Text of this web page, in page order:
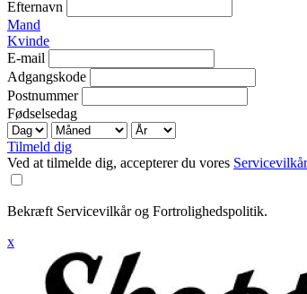
Efternavn
Mand
Kvinde
E-mail
Adgangskode
Postnummer
Fødselsedag
Tilmeld dig
Ved at tilmelde dig, accepterer du vores
Bekræft Servicevilkår og Fortrolighedspolitik.
x